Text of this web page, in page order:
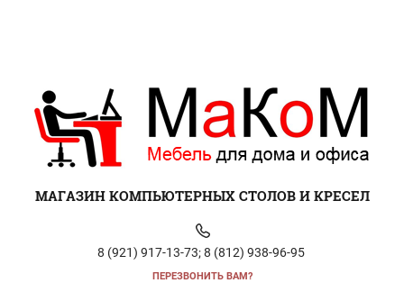
МАГАЗИН КОМПЬЮТЕРНЫХ СТОЛОВ И КРЕСЕЛ
8 (921) 917-13-73; 8 (812) 938-96-95
ПЕРЕЗВОНИТЬ ВАМ?